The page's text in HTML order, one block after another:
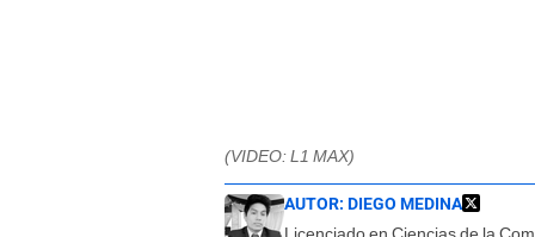
(VIDEO: L1 MAX)
AUTOR: DIEGO MEDINA
Licenciado en Ciencias de la